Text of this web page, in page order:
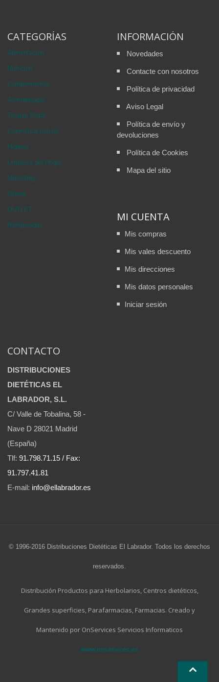
CATEGORÍAS
Alimentación
Nutricion
Complementos
Aromaterapia
Terapia Floral
Cosmética natural
Higiene
Limpieza del Hogar
Marketing
Granel
OUTLET
Refrigerados
INFORMACIÓN
Novedades
Contacte con nosotros
Política de privacidad
Aviso Legal
Política de envío y
devoluciones
Política de Cookies
Mapa del sitio
MI CUENTA
Mis compras
Mis vales descuento
Mis direcciones
Mis datos personales
Iniciar sesión
CONTACTO
DISTRIBUCIONES
DIETÉTICAS EL
LABRADOR, S.L.
C/ Valle de Tobalina, 58 -
Nave D 28021 Madrid
(España)
Tlf: 91.798.71.15 / Fax:
91.797.41.81
E-mail: info@ellabrador.es
© 1996-2016 Distribuciones Dietéticas El Labrador. Todos los derechos
reservados.
Distribución Productos para Herbolarios, Centros dietéticos,
Grandes superficies, Parafarmacias, Farmacias. Creado y
Mantenido por OnServices Servicios Informaticos
www.onservices.es